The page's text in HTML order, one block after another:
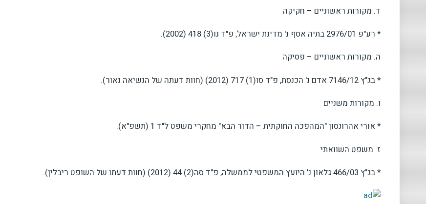
ד. מקורות ראשוניים – חקיקה
* רע"פ 2976/01 בתיה אסף נ' מדינת ישראל, פ"ד נו(3) 418 (2002).
ה. מקורות ראשוניים – פסיקה
* בג"ץ 7146/12 אדם נ' הכנסת, פ"ד סו(1) 717 (2012) (חוות דעתה של הנשיאה נאור).
ו. מקורות משניים
* אורי אהרונסון "המהפכה החוקתית – הדור הבא" מחקרי משפט ל"ד 1 (תשפ"א).
ז. משפט השוואתי
* בג"ץ 466/03 גלאון נ' היועץ המשפטי לממשלה, פ"ד סה(2) 44 (2012) (חוות דעתו של השופט ריבלין).